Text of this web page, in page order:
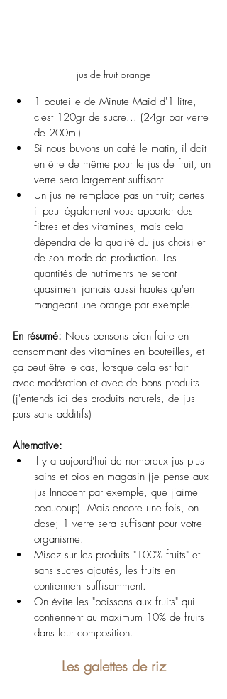
jus de fruit orange
1 bouteille de Minute Maid d'1 litre,
c'est 120gr de sucre... (24gr par verre
de 200ml)
Si nous buvons un café le matin, il doit
en être de même pour le jus de fruit, un
verre sera largement suffisant
Un jus ne remplace pas un fruit; certes
il peut également vous apporter des
fibres et des vitamines, mais cela
dépendra de la qualité du jus choisi et
de son mode de production. Les
quantités de nutriments ne seront
quasiment jamais aussi hautes qu'en
mangeant une orange par exemple.
En résumé: Nous pensons bien faire en
consommant des vitamines en bouteilles, et
ça peut être le cas, lorsque cela est fait
avec modération et avec de bons produits
(j'entends ici des produits naturels, de jus
purs sans additifs)
Alternative:
Il y a aujourd'hui de nombreux jus plus
sains et bios en magasin (je pense aux
jus Innocent par exemple, que j'aime
beaucoup). Mais encore une fois, on
dose; 1 verre sera suffisant pour votre
organisme.
Misez sur les produits "100% fruits" et
sans sucres ajoutés, les fruits en
contiennent suffisamment.
On évite les "boissons aux fruits" qui
contiennent au maximum 10% de fruits
dans leur composition.
Les galettes de riz